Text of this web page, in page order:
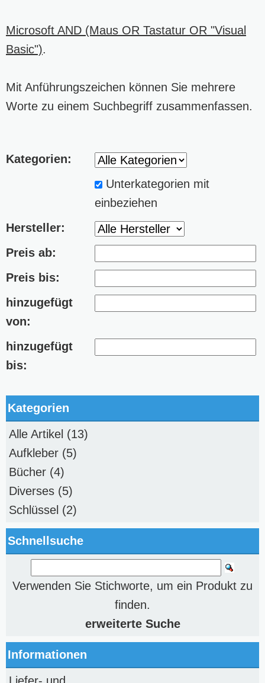
Microsoft AND (Maus OR Tastatur OR "Visual
Basic").
Mit Anführungszeichen können Sie mehrere
Worte zu einem Suchbegriff zusammenfassen.
Kategorien:
Unterkategorien mit
einbeziehen
Hersteller:
Preis ab:
Preis bis:
hinzugefügt
von:
hinzugefügt
bis:
Kategorien
Alle Artikel (13)
Aufkleber (5)
Bücher (4)
Diverses (5)
Schlüssel (2)
Schnellsuche
Verwenden Sie Stichworte, um ein Produkt zu
finden.
erweiterte Suche
Informationen